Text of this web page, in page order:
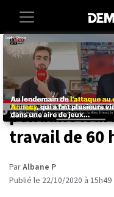
Accueil Societe
Au Japon,
exténués
pendant
travail de 60
ParAlbane P
Publié le 22/10/2020 à 15h49